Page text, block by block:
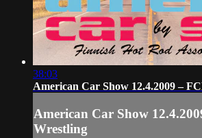
38:03
American Car Show 12.4.2009 –
American Car Show
Wrestling